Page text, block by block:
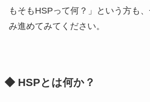
もそもHSPって何？」という方も
み進めてみてください。
◆ HSPとは何か？